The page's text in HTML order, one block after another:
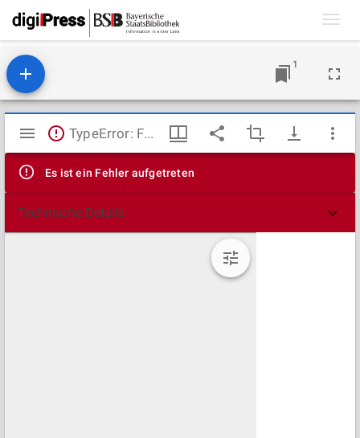
1
Mirador
Viewer
TypeError: Failed to fetch
Es ist ein Fehler aufgetreten
Technische Details